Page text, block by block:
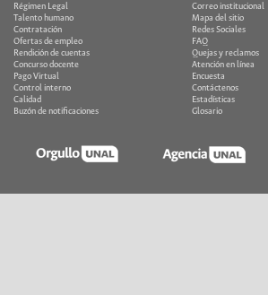
Régimen Legal
Talento humano
Contratación
Ofertas de empleo
Rendición de cuentas
Concurso docente
Pago Virtual
Control interno
Calidad
Buzón de notificaciones
Correo institucional
Mapa del sitio
Redes Sociales
FAQ
Quejas y reclamos
Atención en línea
Encuesta
Contáctenos
Estadísticas
Glosario